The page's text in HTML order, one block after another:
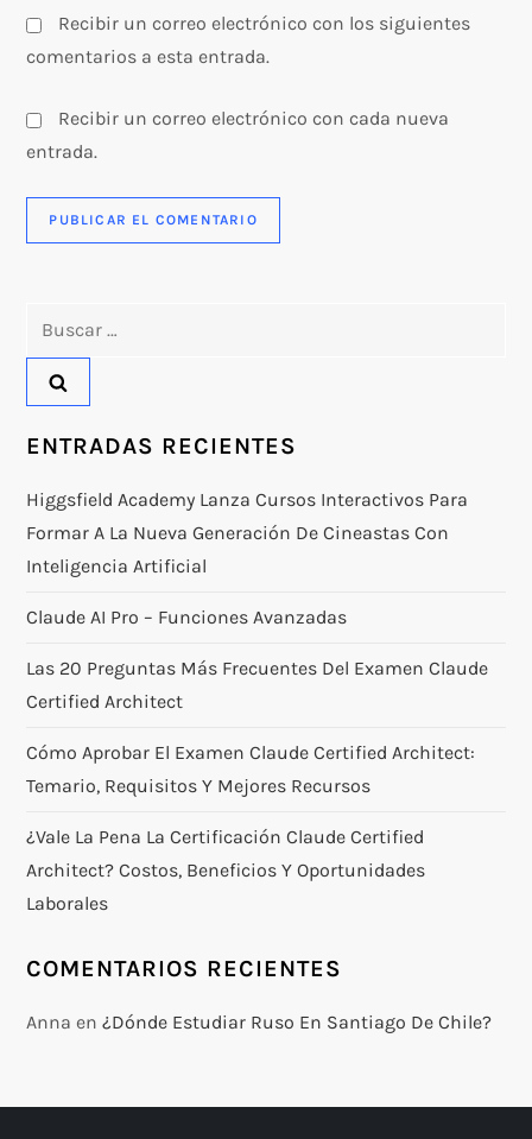
Recibir un correo electrónico con los siguientes
comentarios a esta entrada.
Recibir un correo electrónico con cada nueva
entrada.
ENTRADAS RECIENTES
Higgsfield Academy Lanza Cursos Interactivos Para
Formar A La Nueva Generación De Cineastas Con
Inteligencia Artificial
Claude AI Pro – Funciones Avanzadas
Las 20 Preguntas Más Frecuentes Del Examen Claude
Certified Architect
Cómo Aprobar El Examen Claude Certified Architect:
Temario, Requisitos Y Mejores Recursos
¿Vale La Pena La Certificación Claude Certified
Architect? Costos, Beneficios Y Oportunidades
Laborales
COMENTARIOS RECIENTES
Anna en¿Dónde Estudiar Ruso En Santiago De Chile?